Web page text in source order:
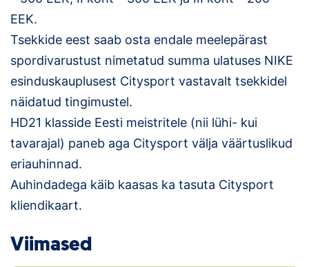
Kaardid
Kalender
Koondised
Tule klubisse!
Tulemused
Dokumendid
Klubid
Suletud maastikud
EEK.
Tsekkide eest saab osta endale meelepärast
spordivarustust nimetatud summa ulatuses NIKE
esinduskauplusest Citysport vastavalt tsekkidel
näidatud tingimustel.
HD21 klasside Eesti meistritele (nii lühi- kui
tavarajal) paneb aga Citysport välja väärtuslikud
eriauhinnad.
Auhindadega käib kaasas ka tasuta Citysport
kliendikaart.
Viimased